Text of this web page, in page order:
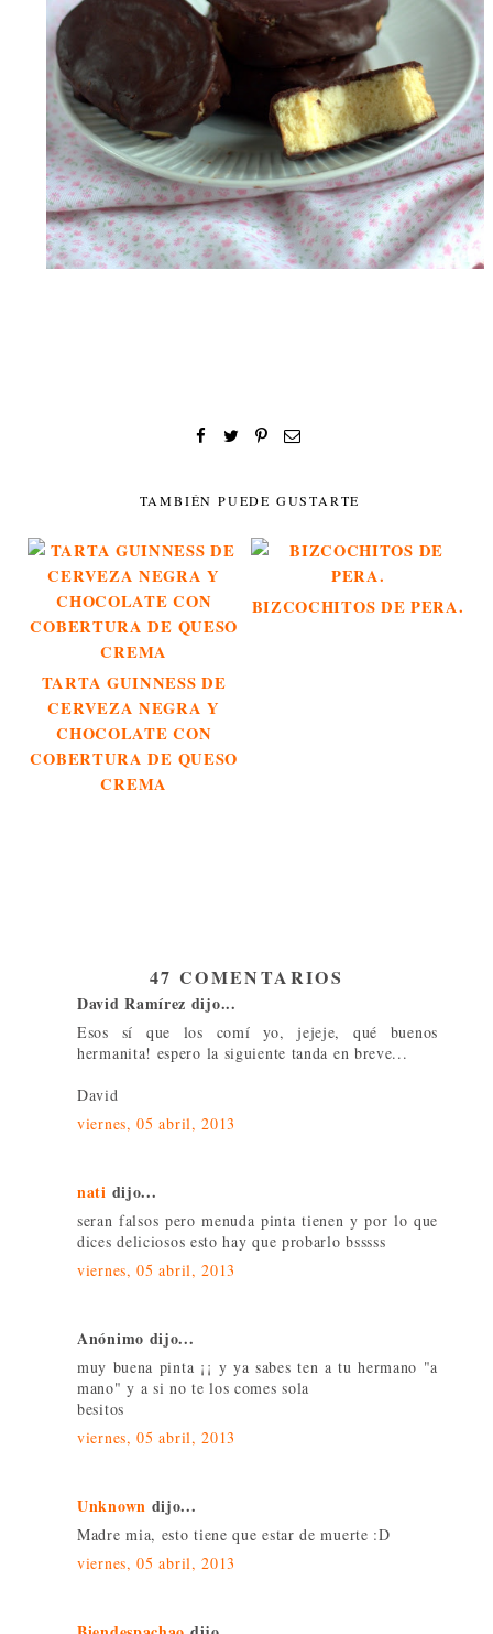
TAMBIÉN PUEDE GUSTARTE
TARTA GUINNESS DE
CERVEZA NEGRA Y
CHOCOLATE CON
COBERTURA DE QUESO
CREMA
BIZCOCHITOS DE PERA.
47 COMENTARIOS
David Ramírez dijo...
Esos sí que los comí yo, jejeje, qué buenos
hermanita! espero la siguiente tanda en breve...
David
viernes, 05 abril, 2013
nati dijo...
seran falsos pero menuda pinta tienen y por lo que
dices deliciosos esto hay que probarlo bsssss
viernes, 05 abril, 2013
Anónimo dijo...
muy buena pinta ¡¡ y ya sabes ten a tu hermano "a
mano" y a si no te los comes sola
besitos
viernes, 05 abril, 2013
Unknown dijo...
Madre mia, esto tiene que estar de muerte :D
viernes, 05 abril, 2013